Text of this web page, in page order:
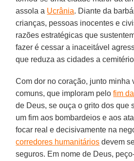
assola a Ucrânia. Diante da
crianças, pessoas inocentes e
razões estratégicas que
fazer é cessar a inaceitável
que reduza as cidades a
Com dor no coração, junto minha
comuns, que imploram pelofim
de Deus, se ouça o grito dos que
um fim aos bombardeios e aos
focar real e decisivamente na
corredores humanitários devem
seguros. Em nome de Deus,